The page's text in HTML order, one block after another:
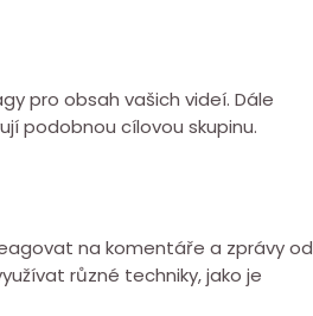
pro obsah vašich videí. Dále
podobnou cílovou skupinu.
na komentáře a zprávy od
různé techniky, jako je